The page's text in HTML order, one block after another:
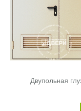
Двупольная